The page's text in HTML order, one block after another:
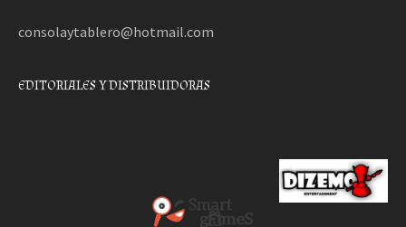
consolaytablero@hotmail.com
EDITORIALES Y DISTRIBUIDORAS